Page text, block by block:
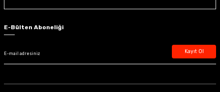
E-Bülten Aboneliği
Kayıt Ol